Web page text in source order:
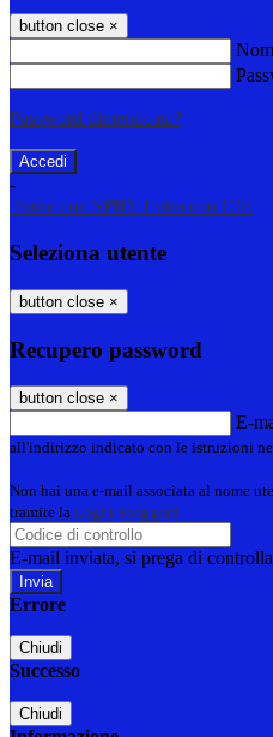
button close ×
Password dimenticata?
-
Entra con SPID Entra con CIE
Seleziona utente
button close ×
Recupero password
button close ×
E-
all'indirizzo indicato con le istruzioni
Non hai una e-mail associata al nome
tramite la Login Spaggiari
E-mail inviata, si prega di
Errore
Chiudi
Successo
Chiudi